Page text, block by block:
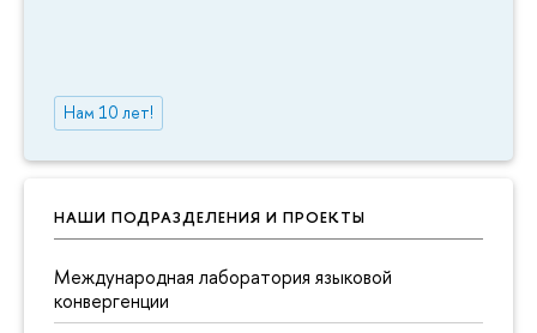
Нам 10 лет!
НАШИ ПОДРАЗДЕЛЕНИЯ И ПРОЕКТЫ
Международная лаборатория языковой
конвергенции